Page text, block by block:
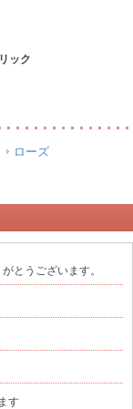
ック
ローズ
とうございます。
す